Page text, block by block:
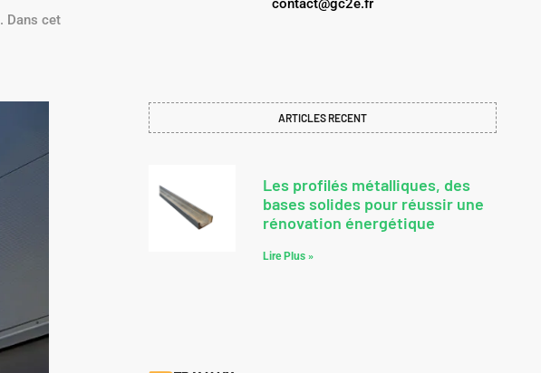
. Dans cet
contact@gc2e.fr
ARTICLES RECENT
Les profilés métalliques, des
bases solides pour réussir une
rénovation énergétique
Lire Plus »